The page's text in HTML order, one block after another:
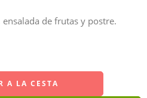
de frutas y postre.
A LA CESTA